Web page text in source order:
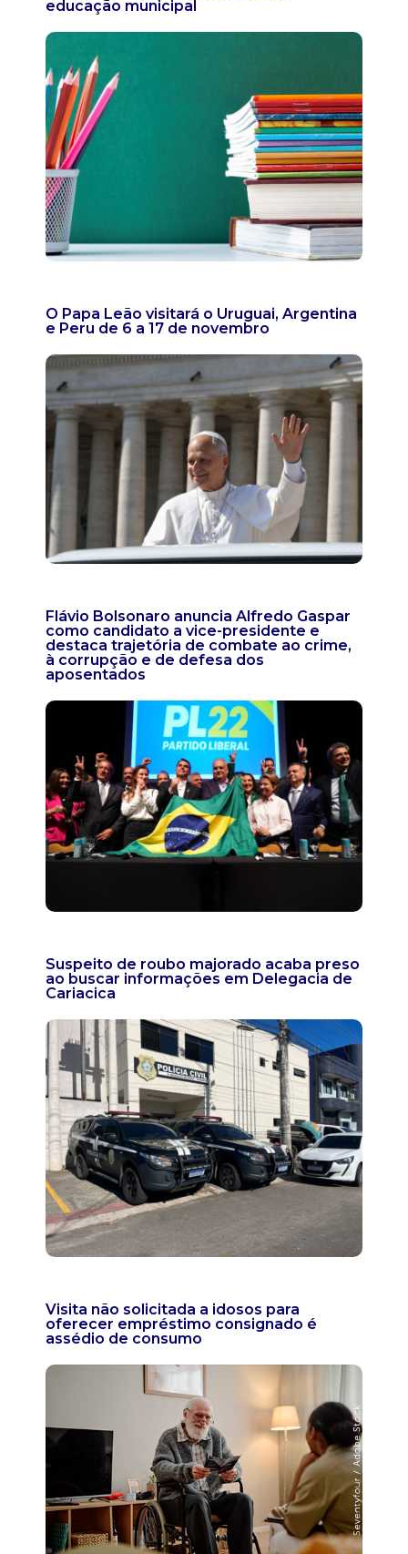
educação municipal
O Papa Leão visitará o Uruguai, Argentina
e Peru de 6 a 17 de novembro
Flávio Bolsonaro anuncia Alfredo Gaspar
como candidato a vice-presidente e
destaca trajetória de combate ao crime,
à corrupção e de defesa dos
aposentados
Suspeito de roubo majorado acaba preso
ao buscar informações em Delegacia de
Cariacica
Visita não solicitada a idosos para
oferecer empréstimo consignado é
assédio de consumo